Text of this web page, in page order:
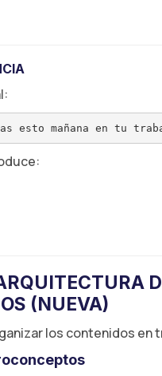
(NUEVA)
los contenidos en